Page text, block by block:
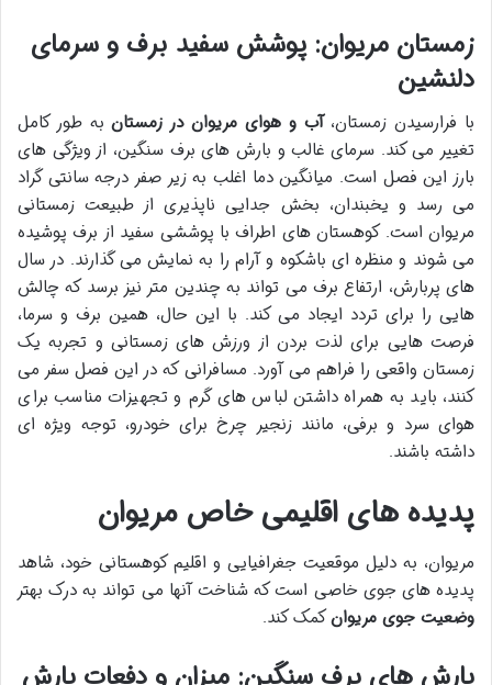
زمستان مریوان: پوشش سفید برف و سرمای
دلنشین
با فرارسیدن زمستان،آب و هوای مریوان در زمستانبه طور کامل
تغییر می کند. سرمای غالب و بارش های برف سنگین، از ویژگی های
بارز این فصل است. میانگین دما اغلب به زیر صفر درجه سانتی گراد
می رسد و یخبندان، بخش جدایی ناپذیری از طبیعت زمستانی
مریوان است. کوهستان های اطراف با پوششی سفید از برف پوشیده
می شوند و منظره ای باشکوه و آرام را به نمایش می گذارند. در سال
های پربارش، ارتفاع برف می تواند به چندین متر نیز برسد که چالش
هایی را برای تردد ایجاد می کند. با این حال، همین برف و سرما،
فرصت هایی برای لذت بردن از ورزش های زمستانی و تجربه یک
زمستان واقعی را فراهم می آورد. مسافرانی که در این فصل سفر می
کنند، باید به همراه داشتن لباس های گرم و تجهیزات مناسب برای
هوای سرد و برفی، مانند زنجیر چرخ برای خودرو، توجه ویژه ای
داشته باشند.
پدیده های اقلیمی خاص مریوان
مریوان، به دلیل موقعیت جغرافیایی و اقلیم کوهستانی خود، شاهد
پدیده های جوی خاصی است که شناخت آنها می تواند به درک بهتر
وضعیت جوی مریوانکمک کند.
بارش های برف سنگین: میزان و دفعات بارش